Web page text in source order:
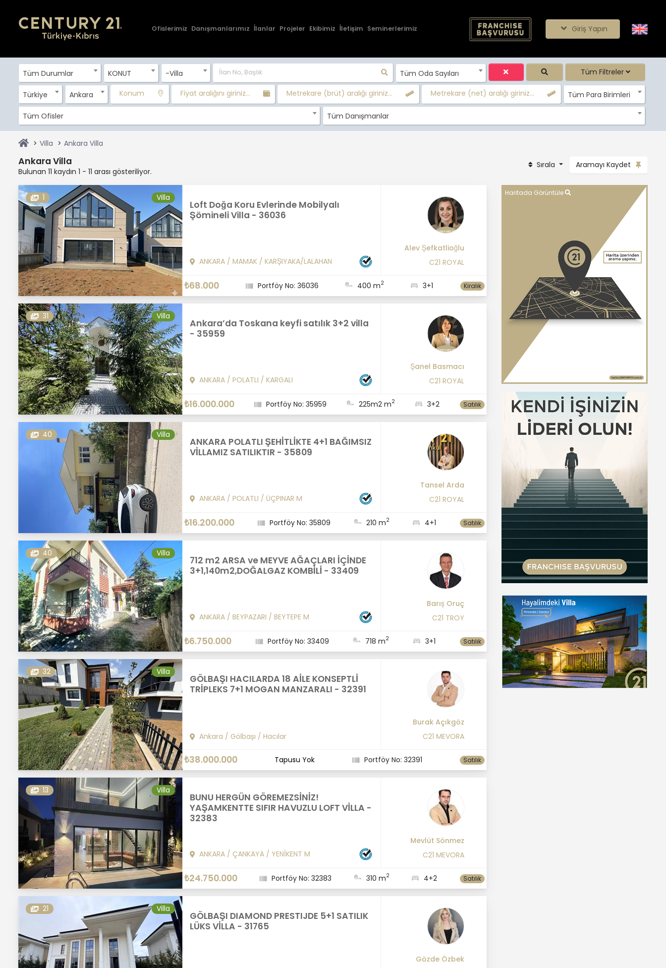
Ofislerimiz Danışmanlarımız İlanlar Projeler Ekibimiz İletişim Seminerlerimiz Giriş Yapın
Tüm Durumlar KONUT -Villa Tüm Oda Sayıları Tüm Filtreler
Türkiye Ankara Konum Fiyat aralığını giriniz... Metrekare (brüt) aralığı giriniz... Metrekare (net) aralığı giriniz... Tüm Para Birimleri
Tüm Ofisler Tüm Danışmanlar
Villa Ankara Villa
Ankara Villa
Bulunan 11 kaydın 1 - 11 arası gösteriliyor.
Sırala Aramayı Kaydet
1 Villa
Loft Doğa Koru Evlerinde Mobilyalı
Şömineli Villa - 36036
ANKARA/ MAMAK/ KARŞIYAKA/LALAHAN
Alev Şefkatlioğlu
C21 ROYAL
₺68.000 Portföy No: 36036 400 m2 3+1 Kiralık
31 Villa
Ankara’da Toskana keyfi satılık 3+2 villa
- 35959
ANKARA/ POLATLI / KARGALI
Şanel Basmacı
C21 ROYAL
₺16.000.000 Portföy No: 35959 225m2 m2 3+2 Satılık
40 Villa
ANKARA POLATLI ŞEHİTLİKTE 4+1 BAĞIMSIZ
VİLLAMIZ SATILIKTIR - 35809
ANKARA/ POLATLI / ÜÇPINAR M
Tansel Arda
C21 ROYAL
₺16.200.000 Portföy No: 35809 210 m2 4+1 Satılık
40 Villa
712 m2 ARSA ve MEYVE AĞAÇLARI İÇİNDE
3+1,140m2,DOĞALGAZ KOMBİLİ - 33409
ANKARA/ BEYPAZARI / BEYTEPE M
Barış Oruç
C21 TROY
₺6.750.000 Portföy No: 33409 718 m2 3+1 Satılık
32 Villa
GÖLBAŞI HACILARDA 18 AİLE KONSEPTLİ
TRİPLEKS 7+1 MOGAN MANZARALI - 32391
Ankara / Gölbaşı / Hacılar
Burak Açıkgöz
C21 MEVORA
₺38.000.000 Tapusu Yok Portföy No: 32391 Satılık
13 Villa
BUNU HERGÜN GÖREMEZSİNİZ!
YAŞAMKENTTE SIFIR HAVUZLU LOFT VİLLA -
32383
ANKARA/ ÇANKAYA/ YENİKENT M
Mevlüt Sönmez
C21 MEVORA
₺24.750.000 Portföy No: 32383 310 m2 4+2 Satılık
21 Villa
GÖLBAŞI DIAMOND PRESTIJDE 5+1 SATILIK
LÜKS VİLLA - 31765
Gözde Özbek
Haritada Görüntüle